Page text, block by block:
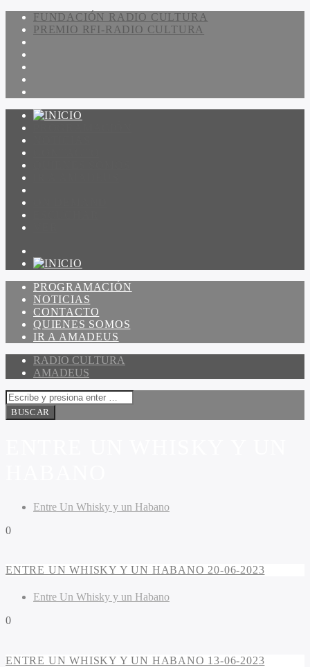
FUNDACIÓN RADIO CULTURA
PREMIO RFI-RADIO CULTURA
PROGRAMACIÓN
NOTICIAS
CONTACTO
QUIENES SOMOS
IR A AMADEUS
RADIO CULTURA
AMADEUS
Entre Un Whisky y un Habano
0
ENTRE UN WHISKY Y UN HABANO 20-06-2023
Entre Un Whisky y un Habano
0
ENTRE UN WHISKY Y UN HABANO 13-06-2023